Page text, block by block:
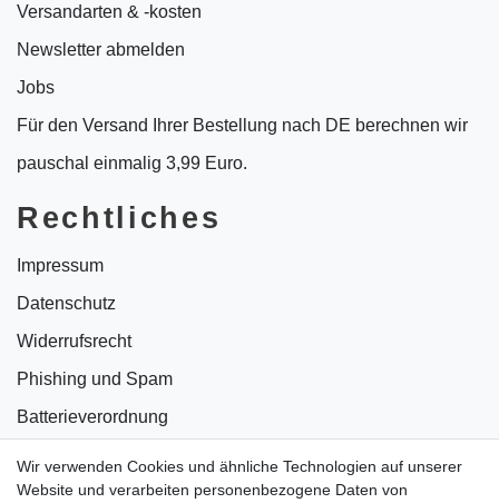
Wir verwenden Cookies und ähnliche Technologien auf unserer
Website und verarbeiten personenbezogene Daten von
Versandarten & -kosten
Newsletter abmelden
Jobs
Für den Versand Ihrer Bestellung nach DE berechnen wir
pauschal einmalig 3,99 Euro.
Rechtliches
Impressum
Datenschutz
Widerrufsrecht
Phishing und Spam
Batterieverordnung
Bildnachweise